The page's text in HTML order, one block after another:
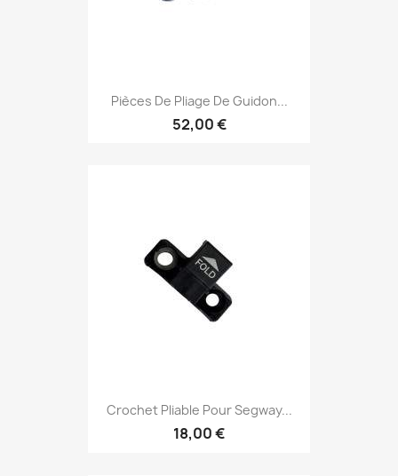
Pièces De Pliage De Guidon...
52,00 €
Crochet Pliable Pour Segway...
18,00 €